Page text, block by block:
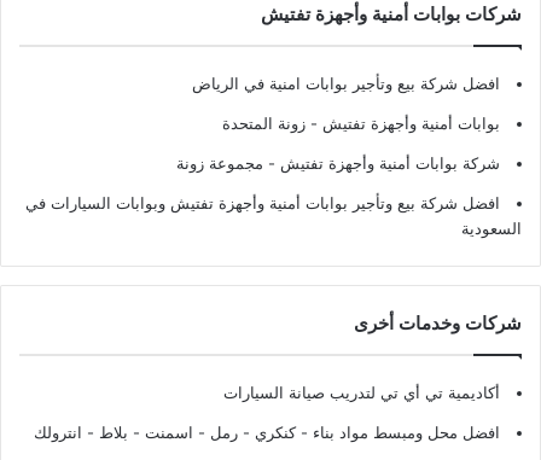
شركات بوابات أمنية وأجهزة تفتيش
افضل شركة بيع وتأجير بوابات امنية في الرياض
بوابات أمنية وأجهزة تفتيش - زونة المتحدة
شركة بوابات أمنية وأجهزة تفتيش - مجموعة زونة
افضل شركة بيع وتأجير بوابات أمنية وأجهزة تفتيش وبوابات السيارات في
السعودية
شركات وخدمات أخرى
أكاديمية تي أي تي لتدريب صيانة السيارات
افضل محل ومبسط مواد بناء - كنكري - رمل - اسمنت - بلاط - انترولك